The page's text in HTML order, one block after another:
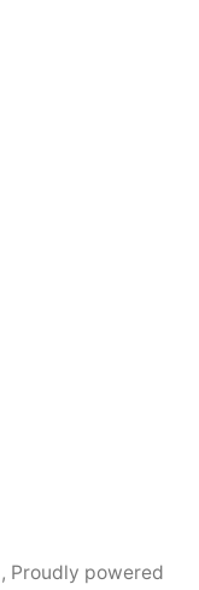
, Proudly powered